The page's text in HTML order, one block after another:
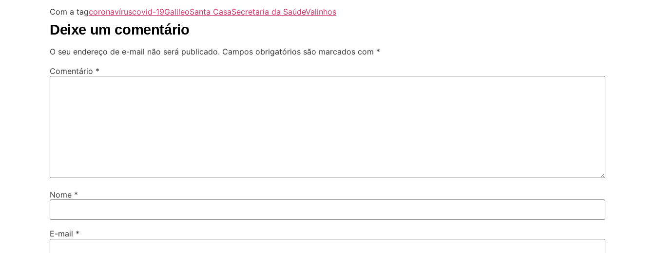
Com a tagcoronavíruscovid-19GalileoSanta CasaSecretaria da SaúdeValinhos
Deixe um comentário
O seu endereço de e-mail não será publicado. Campos obrigatórios são marcados com *
Comentário *
Nome *
E-mail *